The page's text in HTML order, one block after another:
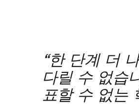
“한 단계 더
다릴 수 없습
표할 수 없는